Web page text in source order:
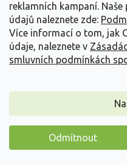
reklamních kampaní.
údajů naleznete zde:
Více informací o tom, jak
údaje, naleznete v
smluvních podmínkách
Odmítnout
trvalka (např.
připomíná vlčí bob,
a lépe snáší sucho.
Bergénie
StálezelenáB.
🐌 TIP PRO PĚSTITELE
Největším nepřítelem
Máme